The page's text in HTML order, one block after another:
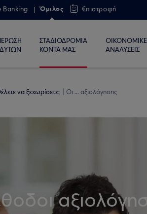
Banking Όμιλος €πιστροφή
ΣΤΑΔΙΟΔΡΟΜΙΑ
ΚΟΝΤΑ ΜΑΣ
ΑΝΑΛΥΣΕΙΣ
να ξεχωρίσετε; Οι ... αξιολόγησης